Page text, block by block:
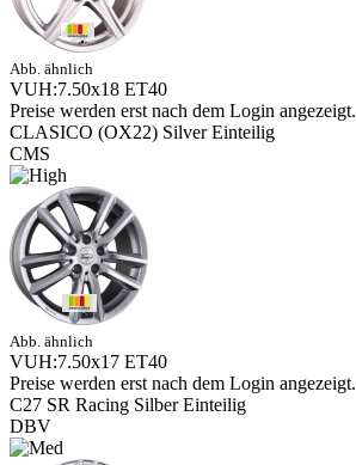
Abb. ähnlich
VUH:7.50x18 ET40
Preise werden erst nach dem Login angezeigt.
CLASICO (OX22) Silver Einteilig
CMS
Abb. ähnlich
VUH:7.50x17 ET40
Preise werden erst nach dem Login angezeigt.
C27 SR Racing Silber Einteilig
DBV